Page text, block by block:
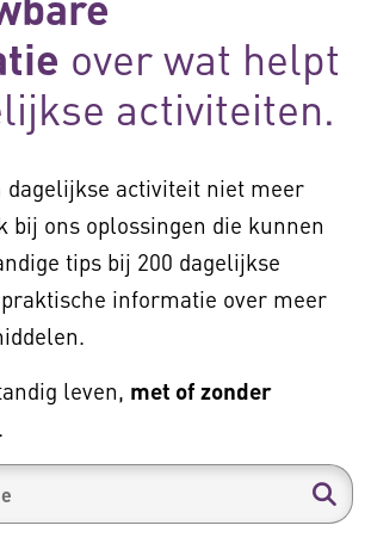
over wat helpt
activiteiten.
dagelijkse activiteit niet meer
bij ons oplossingen die kunnen
tips bij 200 dagelijkse
informatie over meer
leven, met of zonder
.